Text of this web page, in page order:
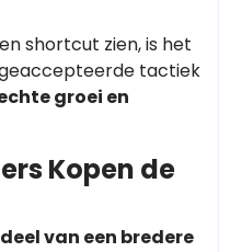
shortcut zien, is het
tactiek
groei en
Kopen de
van een bredere